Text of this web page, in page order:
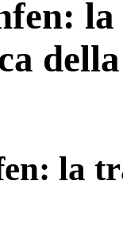
la
la